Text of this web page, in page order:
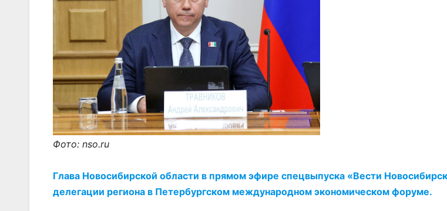
Фото: nso.ru
Глава Новосибирской области в прямом эфире спецвыпуска «Вести
делегации региона в Петербургском международном экономическом форуме.